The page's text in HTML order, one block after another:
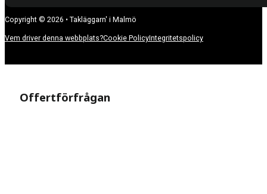
Copyright © 2026 • Takläggarn' i Malmö
Vem driver denna webbplats?Cookie PolicyIntegritetspolicy
Offertförfrågan